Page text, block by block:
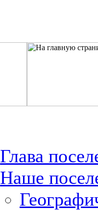
Глава
Наше